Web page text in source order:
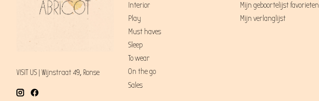
VISIT US | Wijnstraat 49, Ronse
Interior
Play
Must haves
Sleep
To wear
On the go
Sales
Mijn geboortelijst favorieten
Mijn verlanglijst